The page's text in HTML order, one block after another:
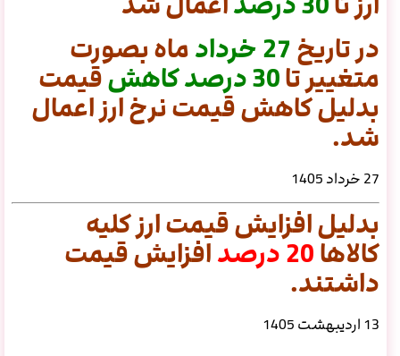
در تاریخ 27 خرداد ماه بصورت
متغییر تا30درصدکاهشقیمت
بدلیل کاهش قیمت نرخ ارز اعمال
شد.
27 خرداد 1405
بدلیل افزایش قیمت ارز کلیه
کالاها20 درصد افزایش قیمت
داشتند.
13 اردیبهشت 1405